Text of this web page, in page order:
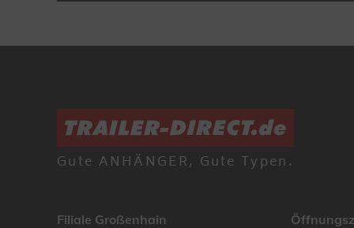
Gute ANHÄNGER, Gute Typen.
Filiale Großenhain